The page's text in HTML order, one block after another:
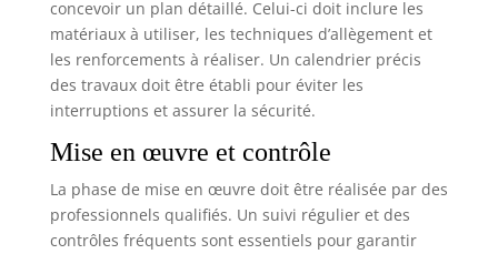
concevoir un plan détaillé. Celui-ci doit inclure les
matériaux à utiliser, les techniques d’allègement et
les renforcements à réaliser. Un calendrier précis
des travaux doit être établi pour éviter les
interruptions et assurer la sécurité.
Mise en œuvre et contrôle
La phase de mise en œuvre doit être réalisée par des
professionnels qualifiés. Un suivi régulier et des
contrôles fréquents sont essentiels pour garantir